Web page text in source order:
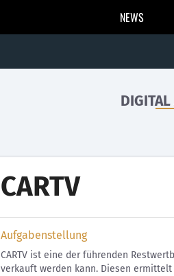
NEWS
DIGITAL
CARTV
Aufgabenstellung
CARTV ist eine der führenden
verkauft werden kann. Diesen